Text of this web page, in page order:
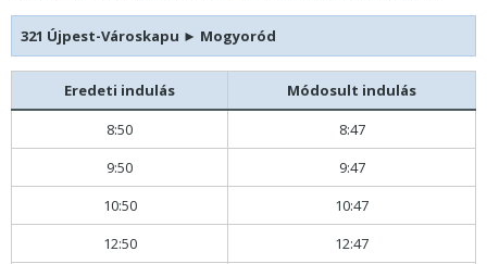
321 Újpest-Városkapu ► Mogyoród
Eredeti indulás
Módosult indulás
8:50
8:47
9:50
9:47
10:50
10:47
12:50
12:47